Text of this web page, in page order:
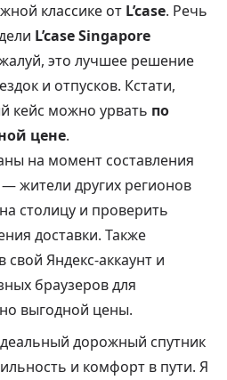
классике от L’case. Речь
L’case Singapore
это лучшее решение
и отпусков. Кстати,
кейс можно урвать по
цене.
на момент составления
жители других регионов
столицу и проверить
доставки. Также
свой Яндекс-аккаунт и
браузеров для
выгодной цены.
дорожный спутник
и комфорт в пути. Я